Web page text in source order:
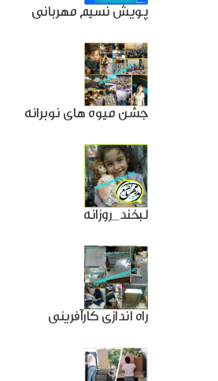
پویش نسیم مهربانی
جشن میوه های نوبرانه
لبخند_روزانه
راه اندازی کارآفرینی